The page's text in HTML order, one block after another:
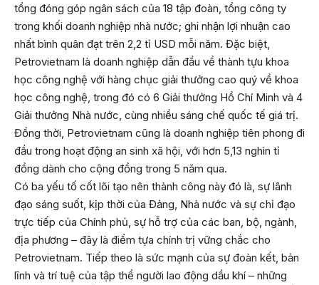
tổng đóng góp ngân sách của 18 tập đoàn, tổng công ty
trong khối doanh nghiệp nhà nước; ghi nhận lợi nhuận cao
nhất bình quân đạt trên 2,2 tỉ USD mỗi năm. Đặc biệt,
Petrovietnam là doanh nghiệp dẫn đầu về thành tựu khoa
học công nghệ với hàng chục giải thưởng cao quý về khoa
học công nghệ, trong đó có 6 Giải thưởng Hồ Chí Minh và 4
Giải thưởng Nhà nước, cùng nhiều sáng chế quốc tế giá trị.
Đồng thời, Petrovietnam cũng là doanh nghiệp tiên phong đi
đầu trong hoạt động an sinh xã hội, với hơn 5,13 nghìn tỉ
đồng dành cho cộng đồng trong 5 năm qua.
Có ba yếu tố cốt lõi tạo nên thành công này đó là, sự lãnh
đạo sáng suốt, kịp thời của Đảng, Nhà nước và sự chỉ đạo
trực tiếp của Chính phủ, sự hỗ trợ của các ban, bộ, ngành,
địa phương – đây là điểm tựa chính trị vững chắc cho
Petrovietnam. Tiếp theo là sức mạnh của sự đoàn kết, bản
lĩnh và trí tuệ của tập thể người lao động dầu khí – những